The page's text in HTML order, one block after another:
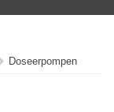
Doseerpompen